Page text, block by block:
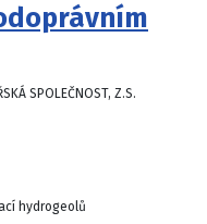
SPOLEČNOST, Z.S.
hydrogeolů